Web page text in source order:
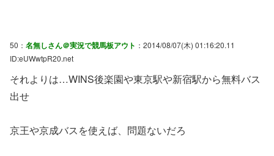
50： 名無しさん＠実況で競馬板アウト ：2014/08/07(木) 01:16:20.11
ID:eUWwtpR20.net
それよりは…WINS後楽園や東京駅や新宿駅から無料バス
出せ
京王や京成バスを使えば、問題ないだろ